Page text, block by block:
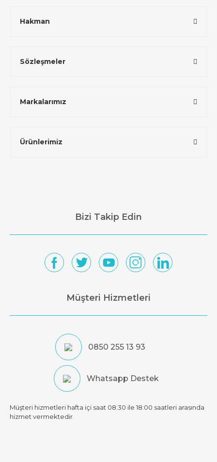
Hakman
Sözleşmeler
Markalarımız
Ürünlerimiz
Bizi Takip Edin
Müşteri Hizmetleri
0850 255 13 93
Whatsapp Destek
Müşteri hizmetleri hafta içi saat 08:30 ile 18:00 saatleri arasında
hizmet vermektedir.